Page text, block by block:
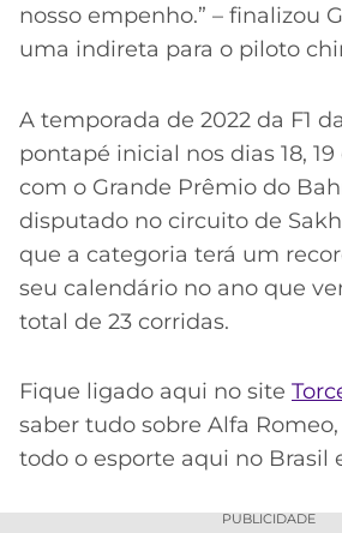
nosso empenho.” – finalizou
uma indireta para o piloto
A temporada de 2022 da F1
pontapé inicial nos dias 18,
com o Grande Prêmio do
disputado no circuito de
que a categoria terá um
seu calendário no ano que
total de 23 corridas.
Fique ligado aqui no site
saber tudo sobre Alfa
todo o esporte aqui no Brasil
PUBLICIDADE